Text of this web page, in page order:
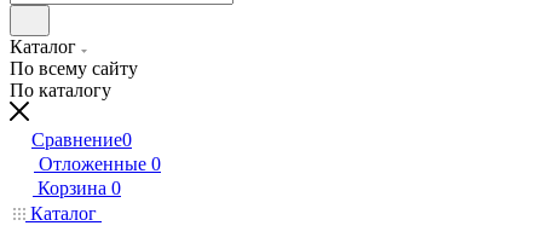
Каталог
По всему сайту
По каталогу
Сравнение0
Отложенные 0
Корзина 0
Каталог